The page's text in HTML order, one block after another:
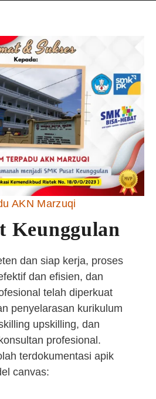
AKN Marzuqi
Keunggulan
dan siap kerja, proses
dan efisien, dan
telah diperkuat
penyelarasan kurikulum
upskilling, dan
profesional.
terdokumentasi apik
canvas: